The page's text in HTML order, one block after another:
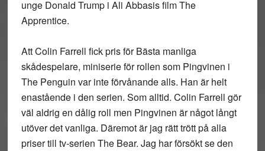
unge Donald Trump i Ali Abbasis film The
Apprentice.
Att Colin Farrell fick pris för Bästa manliga
skådespelare, miniserie för rollen som Pingvinen i
The Penguin var inte förvånande alls. Han är helt
enastående i den serien. Som alltid. Colin Farrell gör
väl aldrig en dålig roll men Pingvinen är något långt
utöver det vanliga. Däremot är jag rätt trött på alla
priser till tv-serien The Bear. Jag har försökt se den